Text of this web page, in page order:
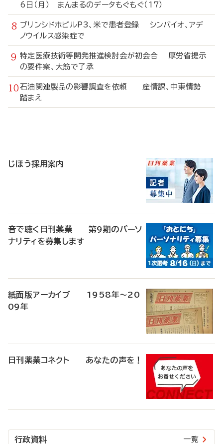
6日（月） まんまるのデータもぐもぐ（17）
ブリンシドホビルP3、米で患者登録 シンバイオ、アデ
ノウイルス感染症で
特定医療技術等開発推進検討会が初会合 厚労省提示
の要件案、大筋で了承
石油関連製品の影響調査を依頼 産情課、中東情勢
踏まえ
じほう採用案内
音で聴く日刊薬業 第9期のパーソ
ナリティを募集します
紙面版アーカイブ 1958年～20
09年
日刊薬業コネクト あなたの声を！
行政資料 一覧